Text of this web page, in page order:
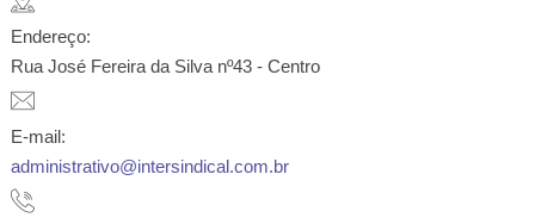
Endereço:
Rua José Fereira da Silva nº43 - Centro
E-mail:
administrativo@intersindical.com.br